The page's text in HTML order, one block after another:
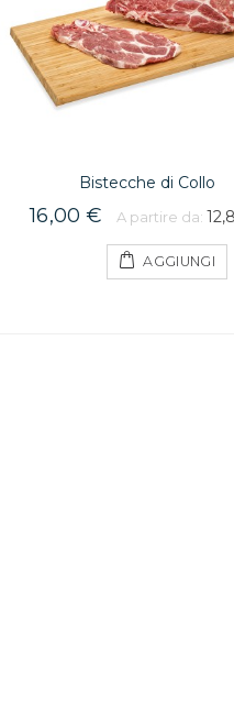
Bistecche di Collo
16,00 € A partire da:
AGGIUNGI